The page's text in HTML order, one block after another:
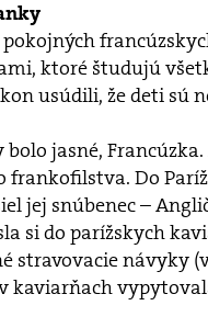
ktoré študujú
usúdili, že deti sú
jasné,
Do
jej snúbenec –
si do parížskych
stravovacie návyky
kaviarňach